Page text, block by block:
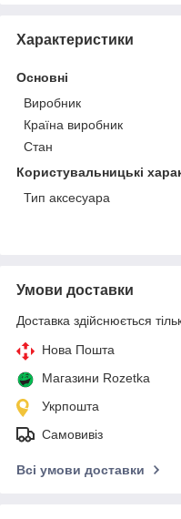
Характеристики
Основні
Виробник
Країна виробник
Стан
Користувальницькі
Тип аксесуара
Умови доставки
Доставка здійснюється
Нова Пошта
Магазини Rozetka
Укрпошта
Самовивіз
Всі умови доставки